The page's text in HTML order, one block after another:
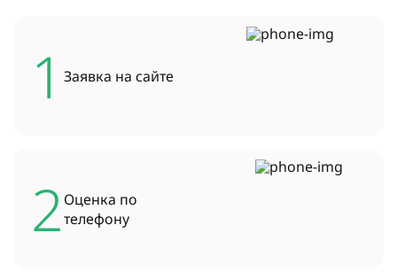
1 Заявка на сайте
2 Оценка по
телефону